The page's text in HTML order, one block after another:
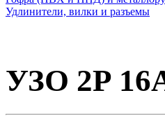
Удлинители, вилки и разъемы
УЗО 2Р